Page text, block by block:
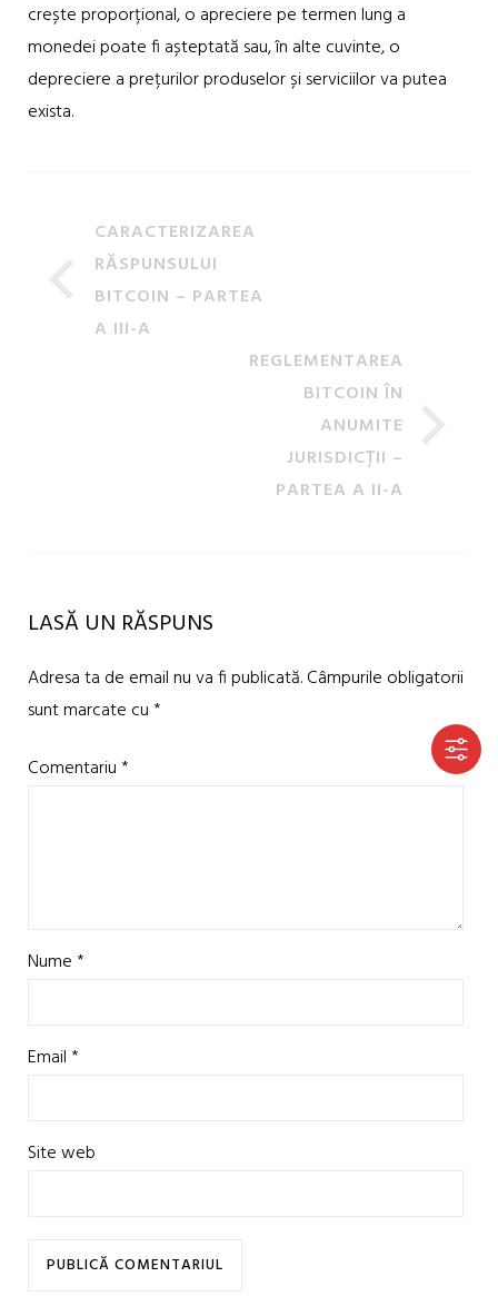
crește proporțional, o apreciere pe termen lung a
monedei poate fi așteptată sau, în alte cuvinte, o
depreciere a prețurilor produselor și serviciilor va putea
exista.
CARACTERIZAREA
RĂSPUNSULUI
BITCOIN – PARTEA
A III-A
REGLEMENTAREA
BITCOIN ÎN
ANUMITE
JURISDICȚII –
PARTEA A II-A
LASĂ UN RĂSPUNS
Adresa ta de email nu va fi publicată.Câmpurile obligatorii
sunt marcate cu*
Comentariu*
Nume*
Email*
Site web